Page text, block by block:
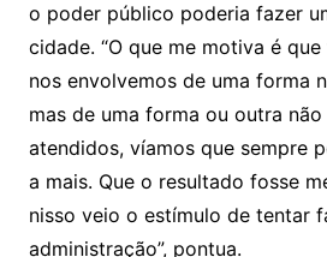
o poder público poderia fazer
cidade. “O que me motiva é
nos envolvemos de uma forma
mas de uma forma ou outra
atendidos, víamos que sempre
a mais. Que o resultado fosse
nisso veio o estímulo de tentar
administração”, pontua.